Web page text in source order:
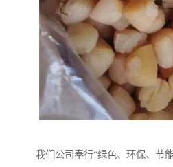
我们公司奉行“绿色、环保、节